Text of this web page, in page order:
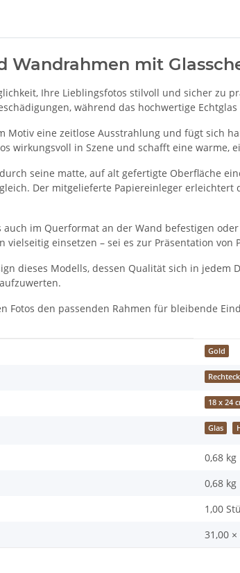
Wandrahmen mit
Ihre Lieblingsfotos stilvoll und sicher zu
während das hochwertige
Motiv eine zeitlose Ausstrahlung und fügt sich
wirkungsvoll in Szene und schafft eine warme,
seine matte, auf alt gefertigte Oberfläche
Der mitgelieferte Papiereinleger
im Querformat an der Wand befestigen
einsetzen – sei es zur Präsentation von
dieses Modells, dessen Qualität sich in jedem
Fotos den passenden Rahmen für bleibende
Gold
18 x 24
Glas
0,68 kg
0,68 kg
1,00
31,00 ×